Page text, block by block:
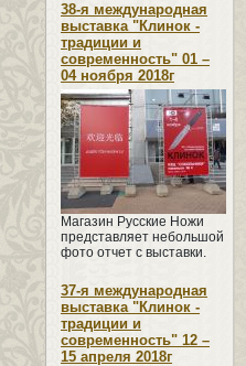
38-я международная
выставка "Клинок -
традиции и
современность" 01 –
04 ноября 2018г
Магазин Русские Ножи
представляет небольшой
фото отчет с выставки.
37-я международная
выставка "Клинок -
традиции и
современность" 12 –
15 апреля 2018г